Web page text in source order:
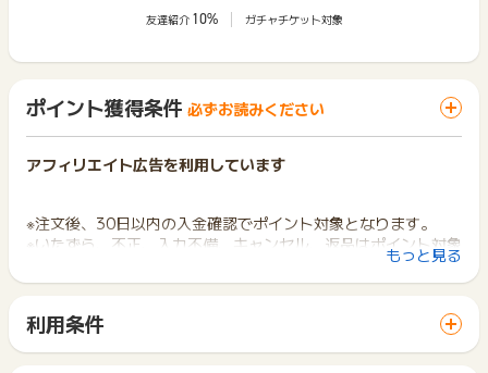
友達紹介 10% ガチャチケット対象
ポイント獲得条件 必ずお読みください
アフィリエイト広告を利用しています
※注文後、30日以内の入金確認でポイント対象となります。
※いたずら、不正、入力不備、キャンセル、返品はポイント対象
でお問い合わせください。
ポイントについて、広告主に直接お問い合わせをした場合、成
もっと見る
利用条件